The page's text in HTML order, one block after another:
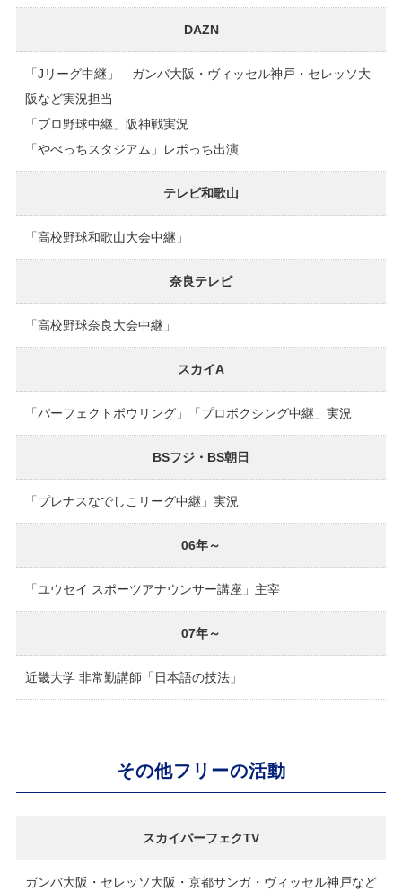
DAZN
「Jリーグ中継」 ガンバ大阪・ヴィッセル神戸・セレッソ大
阪など実況担当
「プロ野球中継」阪神戦実況
「やべっちスタジアム」レポっち出演
テレビ和歌山
「高校野球和歌山大会中継」
奈良テレビ
「高校野球奈良大会中継」
スカイA
「パーフェクトボウリング」「プロボクシング中継」実況
BSフジ・BS朝日
「プレナスなでしこリーグ中継」実況
06年～
「ユウセイ スポーツアナウンサー講座」主宰
07年～
近畿大学 非常勤講師「日本語の技法」
その他フリーの活動
スカイパーフェクTV
ガンバ大阪・セレッソ大阪・京都サンガ・ヴィッセル神戸など